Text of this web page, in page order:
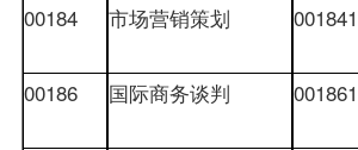
00184 市场营销策划 001841
00186 国际商务谈判 001861